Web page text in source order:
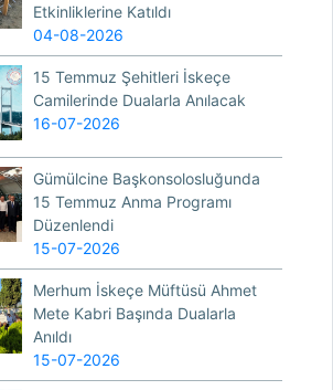
Etkinliklerine Katıldı
04-08-2026
15 Temmuz Şehitleri İskeçe
Camilerinde Dualarla Anılacak
16-07-2026
Gümülcine Başkonsolosluğunda
15 Temmuz Anma Programı
Düzenlendi
15-07-2026
Merhum İskeçe Müftüsü Ahmet
Mete Kabri Başında Dualarla
Anıldı
15-07-2026